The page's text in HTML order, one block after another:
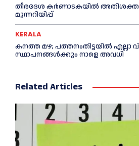
തീരദേശ കർണാടകയിൽ
മുന്നറിയിപ്പ്
KERALA
കനത്ത മഴ; പത്തനംതിട്ടയില്‍ എല്ലാ
സ്ഥാപനങ്ങള്‍ക്കും നാളെ അവധി
Related Articles